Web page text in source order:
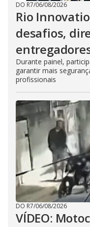
DO R7/06/08/2026
Rio
desafios,
Durante painel,
garantir mais
profissionais
DO R7/06/08/2026
VÍDEO: